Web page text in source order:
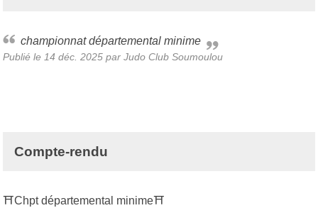
championnat départemental minime
Publié le 14 déc. 2025 par Judo Club Soumoulou
Compte-rendu
⛩Chpt départemental minime⛩